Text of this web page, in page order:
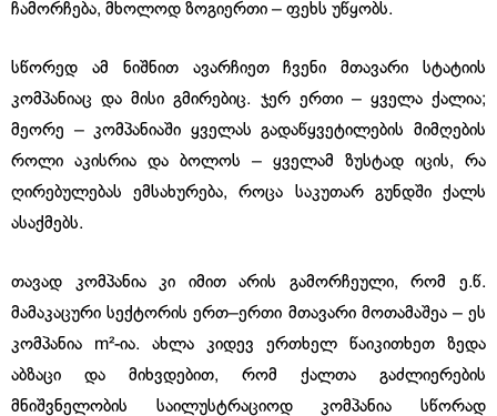
ჩამორჩება, მხოლოდ ზოგიერთი – ფეხს უწყობს.
სწორედ ამ ნიშნით ავარჩიეთ ჩვენი მთავარი სტატიის
კომპანიაც და მისი გმირებიც. ჯერ ერთი – ყველა ქალია;
მეორე – კომპანიაში ყველას გადაწყვეტილების მიმღების
როლი აკისრია და ბოლოს – ყველამ ზუსტად იცის, რა
ღირებულებას ემსახურება, როცა საკუთარ გუნდში ქალს
ასაქმებს.
თავად კომპანია კი იმით არის გამორჩეული, რომ ე.წ.
მამაკაცური სექტორის ერთ–ერთი მთავარი მოთამაშეა – ეს
კომპანია m²-ია. ახლა კიდევ ერთხელ წაიკითხეთ ზედა
აბზაცი და მიხვდებით, რომ ქალთა გაძლიერების
მნიშვნელობის საილუსტრაციოდ კომპანია სწორად